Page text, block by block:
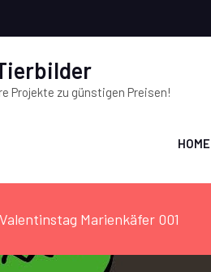
Projekte zu günstigen Preisen!
HOME
Valentinstag Marienkäfer 001